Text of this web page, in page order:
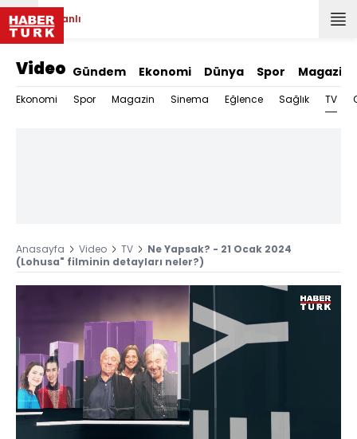
Canlı
Video Gündem Ekonomi Dünya Spor Magazin
Ekonomi Spor Magazin Sinema Eğlence Sağlık TV
Anasayfa Video TV
Ne Yapsak? - 21 Ocak 2024
(Lohusa" filminin detayları neler?)
Yüklendi: